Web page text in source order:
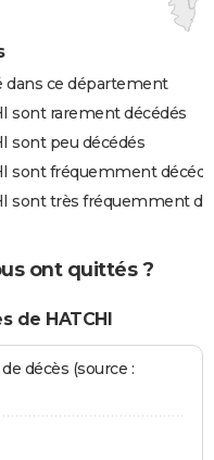
dans ce département
sont rarement décédés
sont peu décédés
sont fréquemment
sont très fréquemment
ont quittés ?
de HATCHI
décès (source :